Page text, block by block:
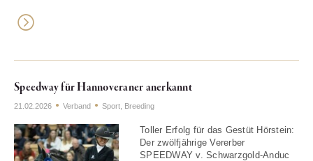
Speedway für Hannoveraner anerkannt
21.02.2026 Verband Sport Breeding
Toller Erfolg für das Gestüt Hörstein:
Der zwölfjährige Vererber
SPEEDWAY v. Schwarzgold-Anduc